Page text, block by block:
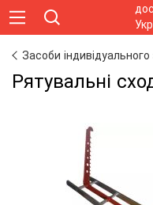
Засоби
Рятувальні